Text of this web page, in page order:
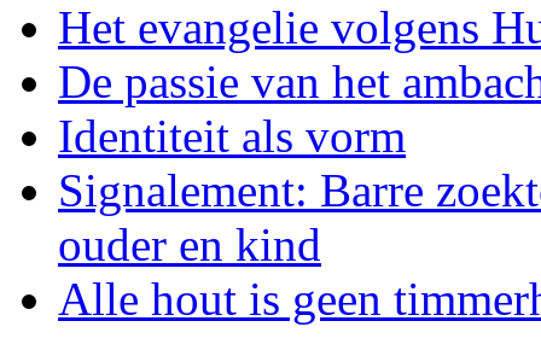
Het evangelie volgens
De passie van het
Identiteit als vorm
Signalement: Barre
ouder en kind
Alle hout is geen